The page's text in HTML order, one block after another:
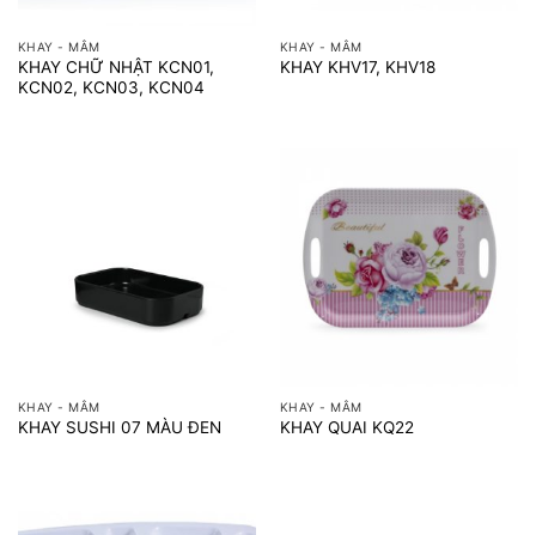
KHAY - MÂM
KHAY CHỮ NHẬT KCN01,
KCN02, KCN03, KCN04
KHAY - MÂM
KHAY KHV17, KHV18
KHAY - MÂM
KHAY SUSHI 07 MÀU ĐEN
KHAY - MÂM
KHAY QUAI KQ22